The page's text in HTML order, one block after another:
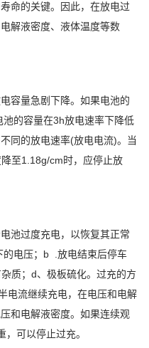
命的关键。因此，在放电过
解液密度、液体温度等数
量急剧下降。如果电池的
的容量在3h放电速率下降低
同的放电速率(放电电流)。当
至1.18g/cm时，应停止放
过度充电，以恢复其正常
电压；b .放电结束后停车
质；d、极板硫化。过充的方
电流继续充电，在电压和电解
和电解液密度。如果连续观
可以停止过充。